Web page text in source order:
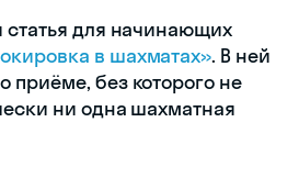
статья для начинающих
в шахматах». В ней
приёме, без которого не
ни одна шахматная